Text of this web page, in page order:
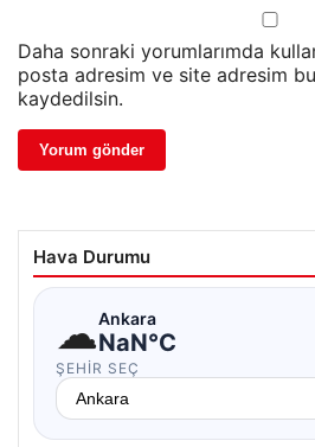
Daha sonraki yorumlarımda
posta adresim ve site adresim bu
kaydedilsin.
Hava Durumu
☁Ankara
NaN°C
ŞEHIR SEÇ